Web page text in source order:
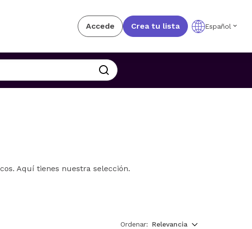
Accede Crea tu lista Español
Aquí tienes nuestra selección.
Ordenar: Relevancia